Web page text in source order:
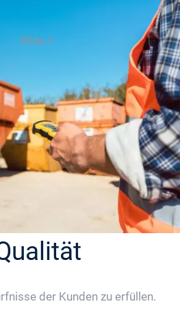
Slide 1
der Kunden zu erfüllen.